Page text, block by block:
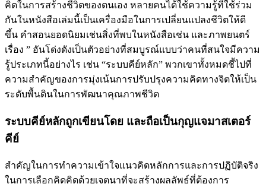
คิดในการสร้างชีวิตของตนเอง หลายคนได้ใช้ความรู้ที่ใช้ร่วม
กันในหนังสือเล่มนี้เป็นเครื่องมือในการเปลี่ยนแปลงชีวิตให้ดี
ขึ้น คำสอนยอดนิยมเช่นสิ่งที่พบในหนังสือเช่น และภาพยนตร์
เรื่อง ” อันโด่งดังเป็นตัวอย่างที่สมบูรณ์แบบว่าคนที่สนใจมีความ
รู้ประเภทนี้อย่างไร เช่น “ระบบคีย์หลัก” พวกเขาทั้งหมดชี้ไปที่
ความสำคัญของการมุ่งเน้นการปรับปรุงความคิดทางจิตให้เป็น
ระดับพื้นดินในการพัฒนาคุณภาพชีวิต
ระบบคีย์หลักถูกเขียนโดย และถือเป็นกุญแจมาสเตอร์
คีย์
สำคัญในการทำความเข้าใจแนวคิดหลักการและการปฏิบัติจริง
ในการเลือกคิดคิดด้วยเจตนาที่จะสร้างผลลัพธ์ที่ต้องการ